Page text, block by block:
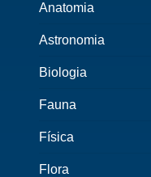
Anatomia
Astronomia
Biologia
Fauna
Física
Flora